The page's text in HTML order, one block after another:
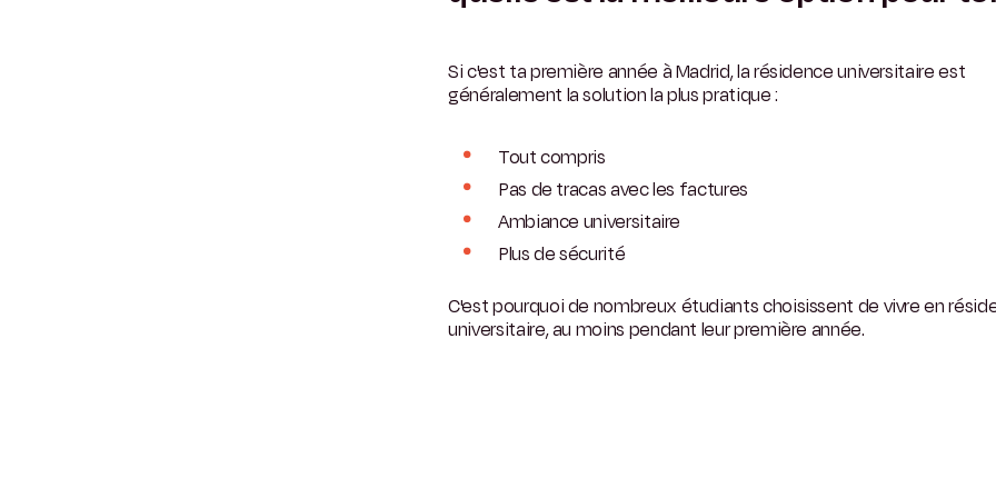
Si c'est ta première année à Madrid, la résidence universitaire est
généralement la solution la plus pratique :
Tout compris
Pas de tracas avec les factures
Ambiance universitaire
Plus de sécurité
C'est pourquoi de nombreux étudiants choisissent de vivre en
universitaire, au moins pendant leur première année.